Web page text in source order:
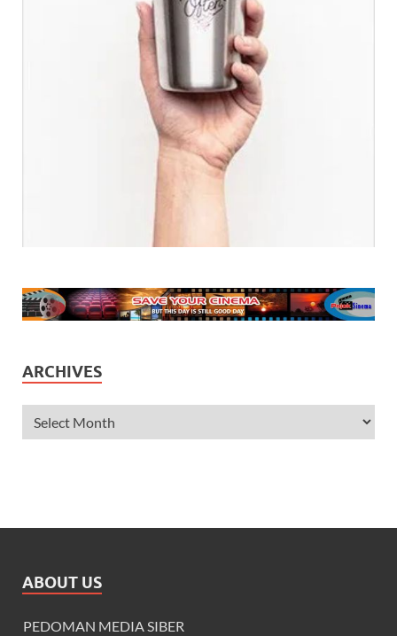
ARCHIVES
ABOUT US
PEDOMAN MEDIA SIBER